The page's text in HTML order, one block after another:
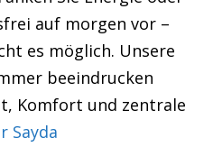
auf morgen vor –
es möglich. Unsere
beeindrucken
Komfort und zentrale
Sayda